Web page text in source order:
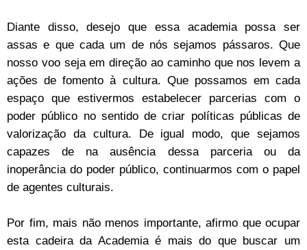
Diante disso, desejo que essa academia possa ser
assas e que cada um de nós sejamos pássaros. Que
nosso voo seja em direção ao caminho que nos levem a
ações de fomento à cultura. Que possamos em cada
espaço que estivermos estabelecer parcerias com o
poder público no sentido de criar políticas públicas de
valorização da cultura. De igual modo, que sejamos
capazes de na ausência dessa parceria ou da
inoperância do poder público, continuarmos com o papel
de agentes culturais.
Por fim, mais não menos importante, afirmo que ocupar
esta cadeira da Academia é mais do que buscar um